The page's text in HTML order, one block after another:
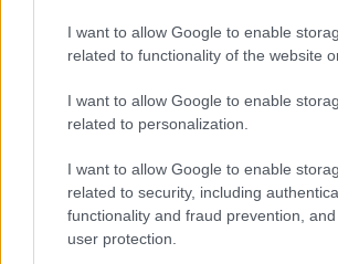
I want to allow Google to enable
related to functionality of the website
I want to allow Google to enable
related to personalization.
I want to allow Google to enable
related to security, including
functionality and fraud prevention,
user protection.
εξάμηνου στην ιστορία της
είχε η Sixt
αυτόνομης
ΠΕΡΙΣΣΟΤΕΡΑ ΑΠΟ ΤΟΝ ΔΗΜΙΟΥΡΓΟ